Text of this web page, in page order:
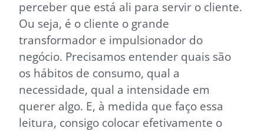
perceber que está ali para servir o cliente.
Ou seja, é o cliente o grande
transformador e impulsionador do
negócio. Precisamos entender quais são
os hábitos de consumo, qual a
necessidade, qual a intensidade em
querer algo. E, à medida que faço essa
leitura, consigo colocar efetivamente o